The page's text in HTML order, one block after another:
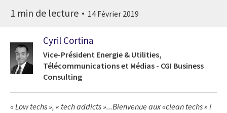
1 min de lecture 14 Février 2019
Cyril Cortina
Vice-Président Energie & Utilities,
Télécommunications et Médias - CGI Business
Consulting
« Low techs », « tech addicts »...Bienvenue aux «clean techs » !